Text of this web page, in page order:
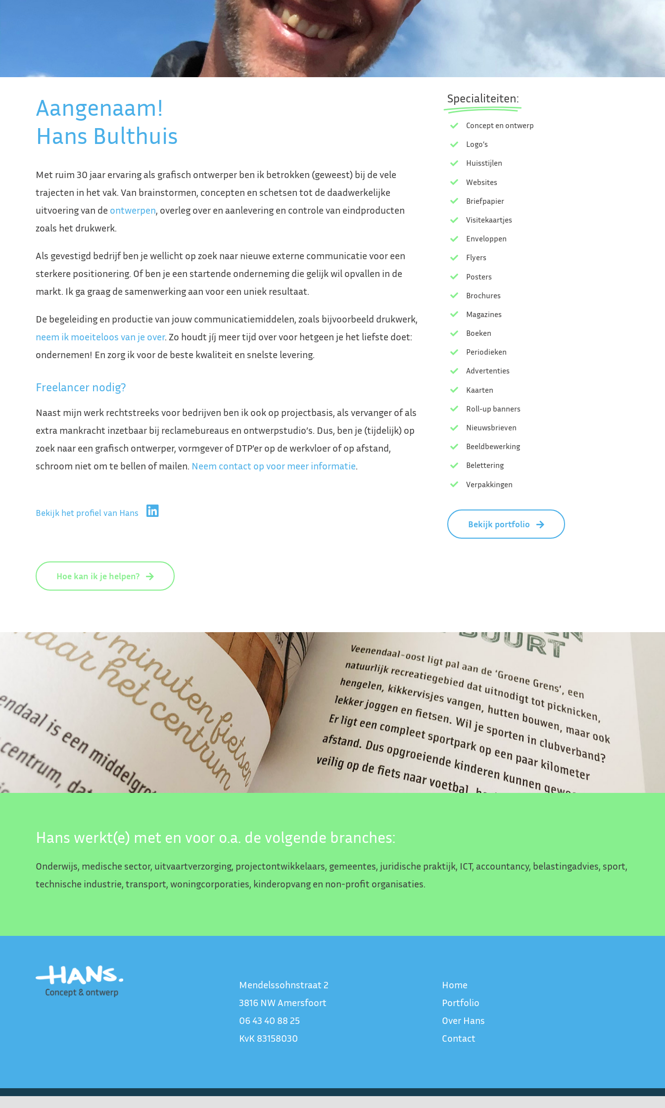
Aangenaam!
Hans Bulthuis
Met ruim 30 jaar ervaring als grafisch ontwerper ben ik betrokken (geweest) bij de vele
trajecten in het vak. Van brainstormen, concepten en schetsen tot de daadwerkelijke
uitvoering van de ontwerpen, overleg over en aanlevering en controle van eindproducten
zoals het drukwerk.
Als gevestigd bedrijf ben je wellicht op zoek naar nieuwe externe communicatie voor een
sterkere positionering. Of ben je een startende onderneming die gelijk wil opvallen in de
markt. Ik ga graag de samenwerking aan voor een uniek resultaat.
De begeleiding en productie van jouw communicatiemiddelen, zoals bijvoorbeeld drukwerk,
neem ik moeiteloos van je over. Zo houdt jíj meer tijd over voor hetgeen je het liefste doet:
ondernemen! En zorg ik voor de beste kwaliteit en snelste levering.
Freelancer nodig?
Naast mijn werk rechtstreeks voor bedrijven ben ik ook op projectbasis, als vervanger of als
extra mankracht inzetbaar bij reclamebureaus en ontwerpstudio’s. Dus, ben je (tijdelijk) op
zoek naar een grafisch ontwerper, vormgever of DTP’er op de werkvloer of op afstand,
schroom niet om te bellen of mailen. Neem contact op voor meer informatie.
Bekijk het profiel van Hans
Hoe kan ik je helpen?
Specialiteiten:
Concept en ontwerp
Logo’s
Huisstijlen
Websites
Briefpapier
Visitekaartjes
Enveloppen
Flyers
Posters
Brochures
Magazines
Boeken
Periodieken
Advertenties
Kaarten
Roll-up banners
Nieuwsbrieven
Beeldbewerking
Belettering
Verpakkingen
Bekijk portfolio
Hans werkt(e) met en voor o.a. de volgende branches:
Onderwijs, medische sector, uitvaartverzorging, projectontwikkelaars, gemeentes, juridische praktijk, ICT, accountancy, belastingadvies, sport,
technische industrie, transport, woningcorporaties, kinderopvang en non-profit organisaties.
Mendelssohnstraat 2
3816 NW Amersfoort
06 43 40 88 25
KvK 83158030
Home
Portfolio
Over Hans
Contact